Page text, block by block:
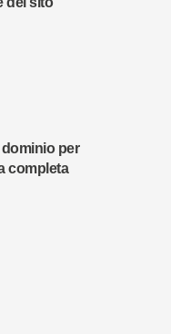
per
completa